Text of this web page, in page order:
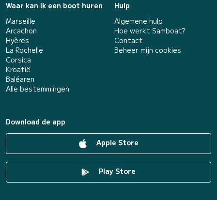
Waar kan ik een boot huren
Marseille
Arcachon
Hyères
La Rochelle
Corsica
Kroatië
Baléaren
Alle bestemmingen
Hulp
Algemene hulp
Hoe werkt Samboat?
Contact
Beheer mijn cookies
Download de app
Apple Store
Play Store